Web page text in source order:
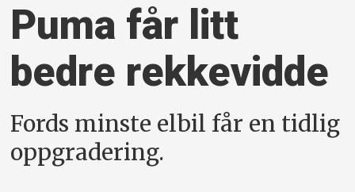
Puma får litt
bedre rekkevidde
Fords minste elbil får en tidlig
oppgradering.